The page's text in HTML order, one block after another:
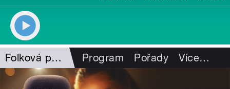
Folková pohlazení Program Pořady Více…